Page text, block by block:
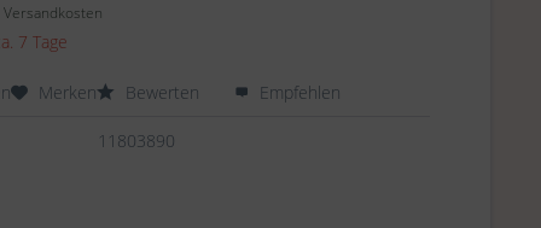
Versandkosten
7 Tage
Merken Bewerten Empfehlen
11803890